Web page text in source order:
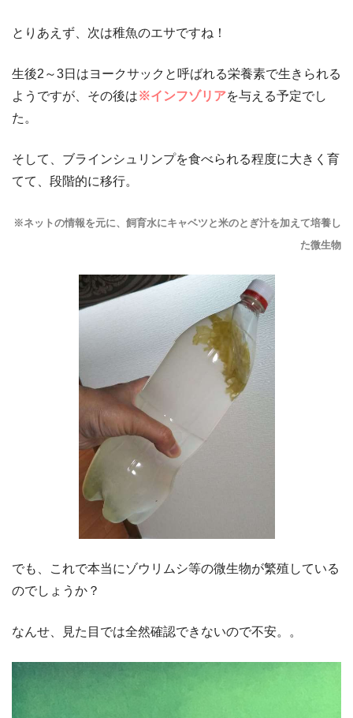
とりあえず、次は稚魚のエサですね！
生後2～3日はヨークサックと呼ばれる栄養素で生きられる
ようですが、その後は※インフゾリアを与える予定でし
た。
そして、ブラインシュリンプを食べられる程度に大きく育
てて、段階的に移行。
※ネットの情報を元に、飼育水にキャベツと米のとぎ汁を加えて培養し
た微生物
でも、これで本当にゾウリムシ等の微生物が繁殖している
のでしょうか？
なんせ、見た目では全然確認できないので不安。。